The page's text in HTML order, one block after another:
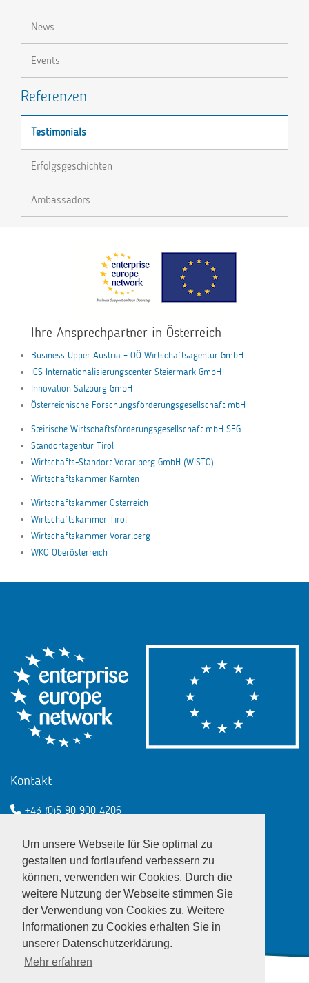
Um unsere Webseite für Sie optimal zu
gestalten und fortlaufend verbessern zu
können, verwenden wir Cookies. Durch die
weitere Nutzung der Webseite stimmen Sie
der Verwendung von Cookies zu. Weitere
Informationen zu Cookies erhalten Sie in
unserer Datenschutzerklärung.
Mehr erfahren
News
Events
Referenzen
Testimonials
Erfolgsgeschichten
Ambassadors
Ihre Ansprechpartner in Österreich
Business Upper Austria – OÖ Wirtschaftsagentur GmbH
ICS Internationalisierungscenter Steiermark GmbH
Innovation Salzburg GmbH
Österreichische Forschungsförderungsgesellschaft mbH
Steirische Wirtschaftsförderungsgesellschaft mbH SFG
Standortagentur Tirol
Wirtschafts-Standort Vorarlberg GmbH (WISTO)
Wirtschaftskammer Kärnten
Wirtschaftskammer Österreich
Wirtschaftskammer Tirol
Wirtschaftskammer Vorarlberg
WKO Oberösterreich
Kontakt
+43 (0)5 90 900 4206
Enterprise Europe Network - EU
LinkedInTwitterYoutubeFacebook